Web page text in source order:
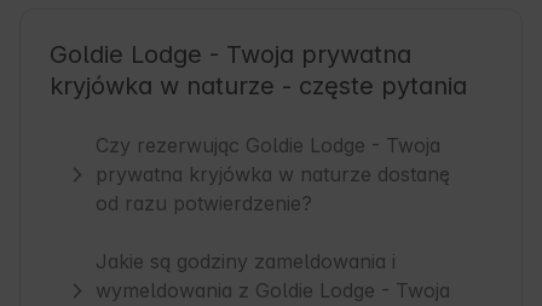
Goldie Lodge - Twoja prywatna
kryjówka w naturze - częste pytania
Czy rezerwując Goldie Lodge - Twoja
prywatna kryjówka w naturze dostanę
od razu potwierdzenie?
Jakie są godziny zameldowania i
wymeldowania z Goldie Lodge - Twoja